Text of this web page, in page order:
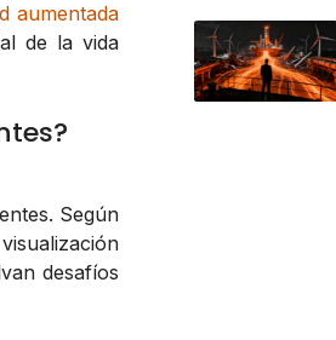
aumentada
de la vida
Según
desafíos